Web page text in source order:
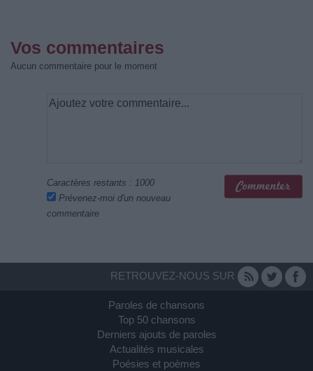
Vos commentaires
Aucun commentaire pour le moment
Caractères restants : 1000
Prévenez-moi d'un nouveau
commentaire
RETROUVEZ-NOUS SUR
Paroles de chansons
Top 50 chansons
Derniers ajouts de paroles
Actualités musicales
Poésies et poèmes